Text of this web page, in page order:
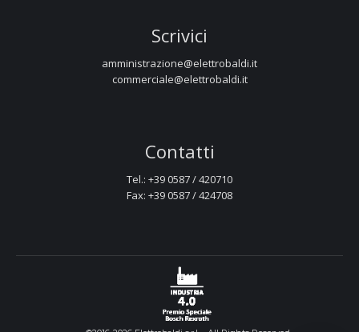
Scrivici
amministrazione@elettrobaldi.it
commerciale@elettrobaldi.it
Contatti
Tel.: +39 0587 / 420710
Fax: +39 0587 / 424708